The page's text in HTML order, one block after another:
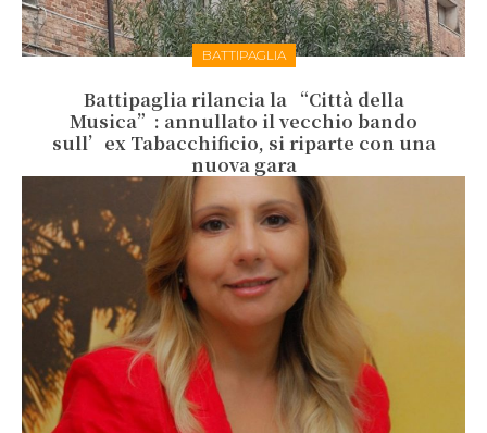
BATTIPAGLIA
Battipaglia rilancia la “Città della
Musica”: annullato il vecchio bando
sull’ex Tabacchificio, si riparte con una
nuova gara